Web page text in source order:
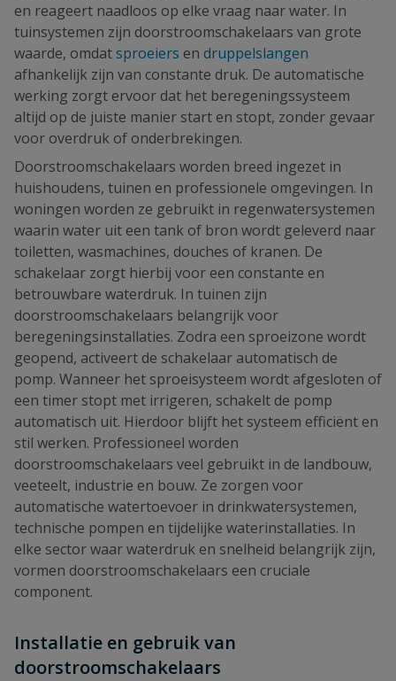
en reageert naadloos op elke vraag naar water. In
tuinsystemen zijn doorstroomschakelaars van grote
waarde, omdatsproeiers en druppelslangen
afhankelijk zijn van constante druk. De automatische
werking zorgt ervoor dat het beregeningssysteem
altijd op de juiste manier start en stopt, zonder gevaar
voor overdruk of onderbrekingen.
Doorstroomschakelaars worden breed ingezet in
huishoudens, tuinen en professionele omgevingen. In
woningen worden ze gebruikt in regenwatersystemen
waarin water uit een tank of bron wordt geleverd naar
toiletten, wasmachines, douches of kranen. De
schakelaar zorgt hierbij voor een constante en
betrouwbare waterdruk. In tuinen zijn
doorstroomschakelaars belangrijk voor
beregeningsinstallaties. Zodra een sproeizone wordt
geopend, activeert de schakelaar automatisch de
pomp. Wanneer het sproeisysteem wordt afgesloten of
een timer stopt met irrigeren, schakelt de pomp
automatisch uit. Hierdoor blijft het systeem efficiënt en
stil werken. Professioneel worden
doorstroomschakelaars veel gebruikt in de landbouw,
veeteelt, industrie en bouw. Ze zorgen voor
automatische watertoevoer in drinkwatersystemen,
technische pompen en tijdelijke waterinstallaties. In
elke sector waar waterdruk en snelheid belangrijk zijn,
vormen doorstroomschakelaars een cruciale
component.
Installatie en gebruik van
doorstroomschakelaars